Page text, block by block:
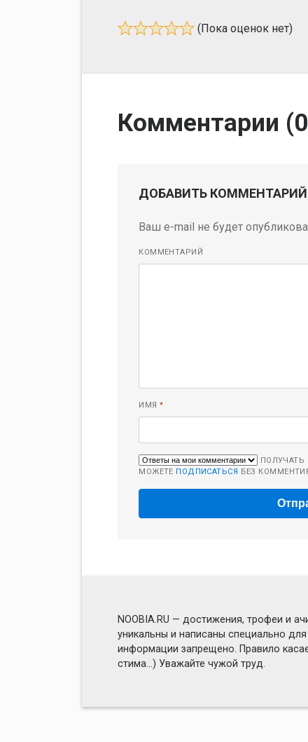
(Пока оценок нет)
Комментарии (0
ДОБАВИТЬ КОММЕНТАРИЙ
Ваш e-mail не будет
КОММЕНТАРИЙ
ИМЯ *
МОЖЕТЕ ПОДПИСАТЬСЯ БЕЗ
NOOBIA.RU — достижения, трофеи и
уникальны и написаны специально
информации запрещено. Правило
стима...) Уважайте чужой труд.